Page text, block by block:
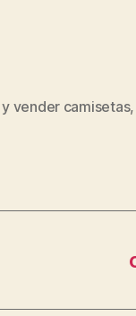
vender camisetas,